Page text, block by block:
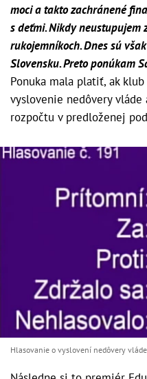
moci a takto zachránené
s deťmi. Nikdy neustupujem
rukojemníkoch. Dnes sú
Slovensku. Preto ponúkam
Ponuka mala platiť, ak
vyslovenie nedôvery
rozpočtu v predloženej
Hlasovanie o vyslovení nedôvery